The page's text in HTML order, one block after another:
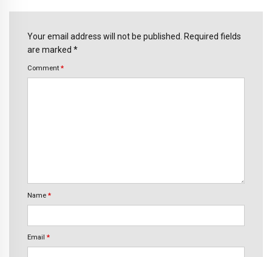
Your email address will not be published. Required fields
are marked *
Comment *
Name *
Email *